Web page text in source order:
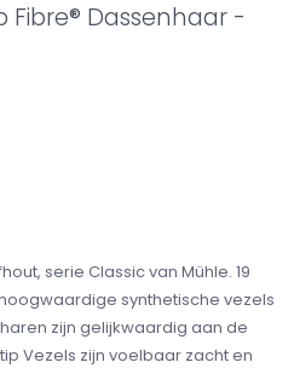
Fibre® Dassenhaar -
serie Classic van Mühle. 19
synthetische vezels
zijn gelijkwaardig aan de
Vezels zijn voelbaar zacht en